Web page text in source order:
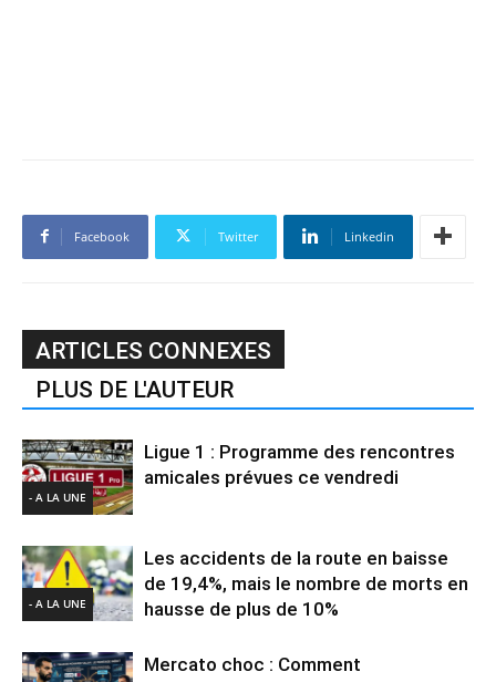
Facebook Twitter Linkedin
ARTICLES CONNEXES
PLUS DE L'AUTEUR
- A LA UNE
Ligue 1 : Programme des rencontres
amicales prévues ce vendredi
- A LA UNE
Les accidents de la route en baisse
de 19,4%, mais le nombre de morts en
hausse de plus de 10%
Mercato choc : Comment